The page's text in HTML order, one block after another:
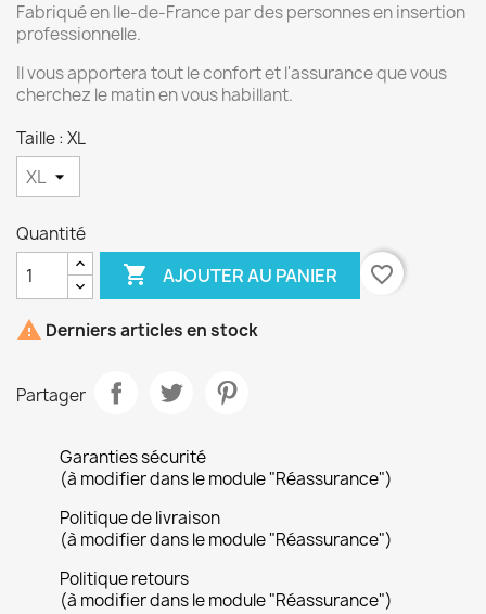
Fabriqué en Ile-de-France par des personnes en insertion
professionnelle.
Il vous apportera tout le confort et l'assurance que vous
cherchez le matin en vous habillant.
Taille : XL
Quantité
 AJOUTER AU PANIER favorite_border
 Derniers articles en stock
Partager
Garanties sécurité
(à modifier dans le module "Réassurance")
Politique de livraison
(à modifier dans le module "Réassurance")
Politique retours
(à modifier dans le module "Réassurance")